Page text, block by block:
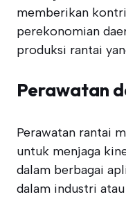
memberikan
perekonomian
produksi rantai
Perawatan
Perawatan rantai
untuk menjaga
dalam berbagai
dalam industri